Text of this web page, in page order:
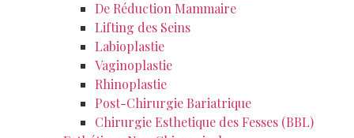
De Réduction Mammaire
Lifting des Seins
Labioplastie
Vaginoplastie
Rhinoplastie
Post-Chirurgie Bariatrique
Chirurgie Esthetique des Fesses (BBL)